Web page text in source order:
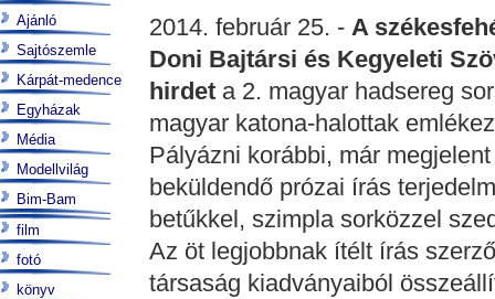
2014. február 25. - A
Doni Bajtársi és Kegyeleti
hirdeta 2. magyar hadsereg
magyar katona-halottak
Pályázni korábbi, már
beküldendő prózai írás
betűkkel, szimpla sorközzel
Az öt legjobbnak ítélt írás
társaság kiadványaiból
Ajánló
Sajtószemle
Kárpát-medence
Egyházak
Média
Modellvilág
Bim-Bam
film
fotó
könyv